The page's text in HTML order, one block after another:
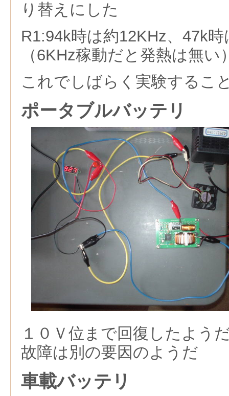
り替えにした
R1:94k時は約12KHz、47k
（6KHz稼動だと発熱は無い
これでしばらく実験するこ
ポータブルバッテリ
１０Ｖ位まで回復したよう
故障は別の要因のようだ
車載バッテリ